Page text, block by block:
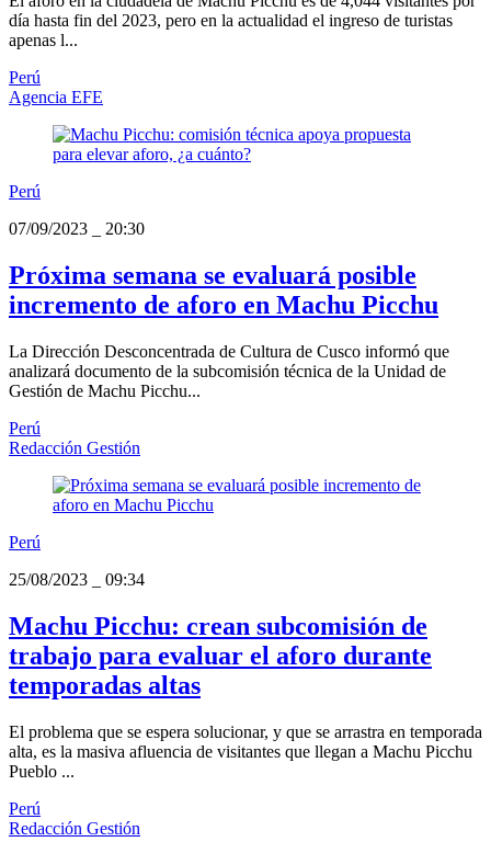
día hasta fin del 2023, pero en la actualidad el ingreso de turistas
apenas l...
Perú
Agencia EFE
Perú
07/09/2023
20:30
Próxima semana se evaluará posible
incremento de aforo en Machu Picchu
La Dirección Desconcentrada de Cultura de Cusco informó que
analizará documento de la subcomisión técnica de la Unidad de
Gestión de Machu Picchu...
Perú
Redacción Gestión
Perú
25/08/2023
09:34
Machu Picchu: crean subcomisión de
trabajo para evaluar el aforo durante
temporadas altas
El problema que se espera solucionar, y que se arrastra en temporada
alta, es la masiva afluencia de visitantes que llegan a Machu Picchu
Pueblo ...
Perú
Redacción Gestión